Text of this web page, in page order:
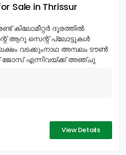
Sale in Thrissur
കിലോമീറ്റർ ദൂരത്തിൽ
ആറു സെന്റ് പ്ലോട്ടുകൾ
വടക്കുംനാഥ അമ്പലം ടൗൺ
ജോസ് എന്നിവയ്ക്ക് അഞ്ചു
View Details